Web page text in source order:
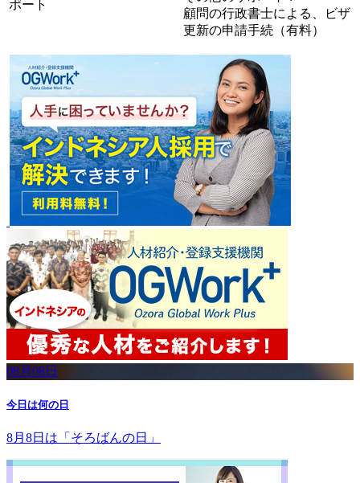
ポート
顧問の行政書士による、ビザ
更新の申請手続（有料）
08月08日
今日は何の日
8月8日は「そろばんの日」